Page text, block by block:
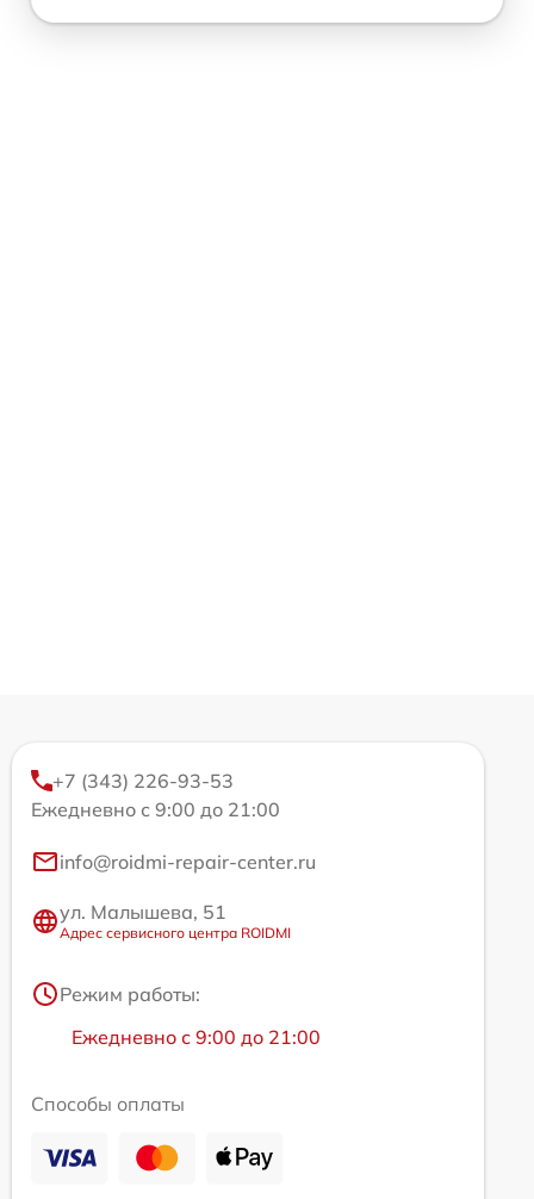
+7 (343) 226-93-53
Ежедневно с 9:00 до 21:00
info@roidmi-repair-center.ru
ул. Малышева, 51
Адрес сервисного центра ROIDMI
Режим работы:
Ежедневно с 9:00 до 21:00
Способы оплаты